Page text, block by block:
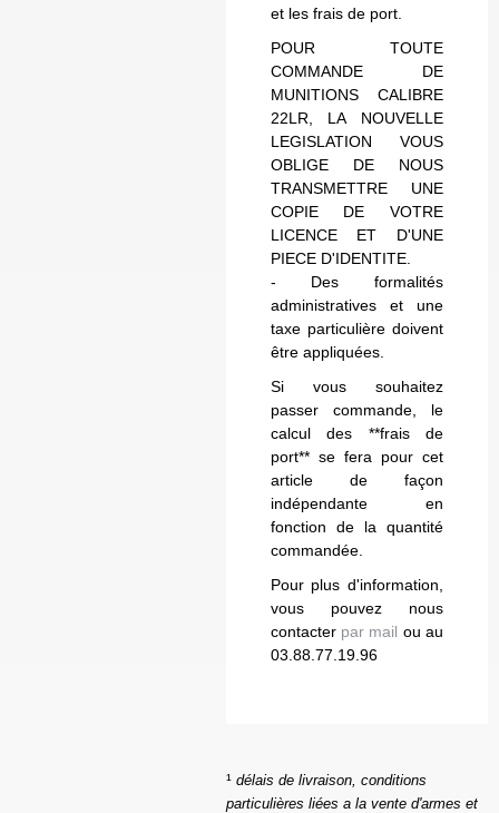
et les frais de port.
POUR TOUTE
COMMANDE DE
MUNITIONS CALIBRE
22LR, LA NOUVELLE
LEGISLATION VOUS
OBLIGE DE NOUS
TRANSMETTRE UNE
COPIE DE VOTRE
LICENCE ET D'UNE
PIECE D'IDENTITE.
- Des formalités
administratives et une
taxe particulière doivent
être appliquées.
Si vous souhaitez
passer commande, le
calcul des **frais de
port** se fera pour cet
article de façon
indépendante en
fonction de la quantité
commandée.
Pour plus d'information,
vous pouvez nous
contacter par mail ou au
03.88.77.19.96
¹ délais de livraison, conditions
particulières liées a la vente d'armes et